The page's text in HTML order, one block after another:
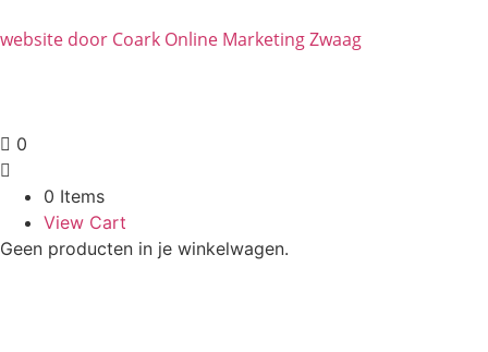
website door Coark Online Marketing Zwaag
0
0 Items
View Cart
Geen producten in je winkelwagen.